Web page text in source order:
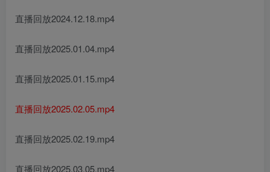
直播回放2024.12.18.mp4
直播回放2025.01.04.mp4
直播回放2025.01.15.mp4
直播回放2025.02.05.mp4
直播回放2025.02.19.mp4
直播回放2025.03.05.mp4